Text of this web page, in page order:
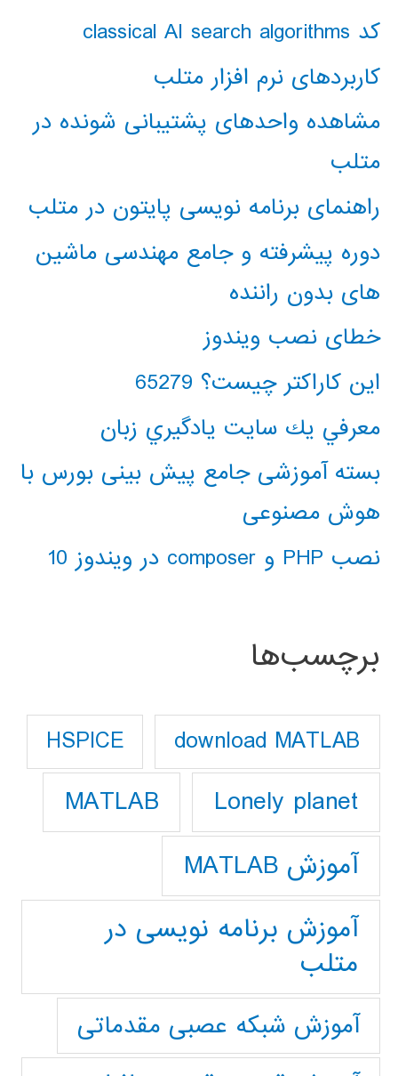
کد classical AI search algorithms
کاربردهای نرم افزار متلب
مشاهده واحدهای پشتیبانی شونده در
متلب
راهنمای برنامه نویسی پایتون در متلب
دوره پیشرفته و جامع مهندسی ماشین
های بدون راننده
خطای نصب ویندوز
این کاراکتر چیست؟ 65279
معرفي يك سايت يادگيري زبان
بسته آموزشی جامع پیش بینی بورس با
هوش مصنوعی
نصب PHP و composer در ویندوز 10
برچسب‌ها
download MATLAB
HSPICE
Lonely planet
MATLAB
آموزش MATLAB
آموزش برنامه نویسی در
متلب
آموزش شبکه عصبی مقدماتی